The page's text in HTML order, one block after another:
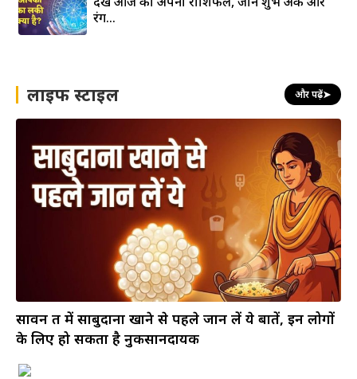
रंग…
लाइफ स्टाइल और पढ़ें➤
सावन व्रत में साबुदाना खाने से पहले जान लें ये बातें, इन लोगों
के लिए हो सकता है नुकसानदायक